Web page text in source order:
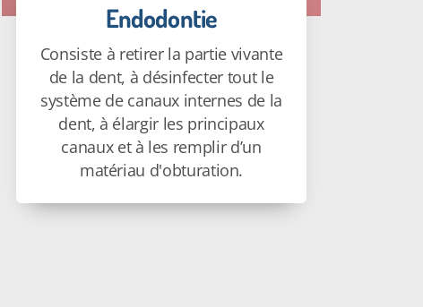
Endodontie
Consiste à retirer la partie vivante
de la dent, à désinfecter tout le
système de canaux internes de la
dent, à élargir les principaux
canaux et à les remplir d’un
matériau d'obturation.